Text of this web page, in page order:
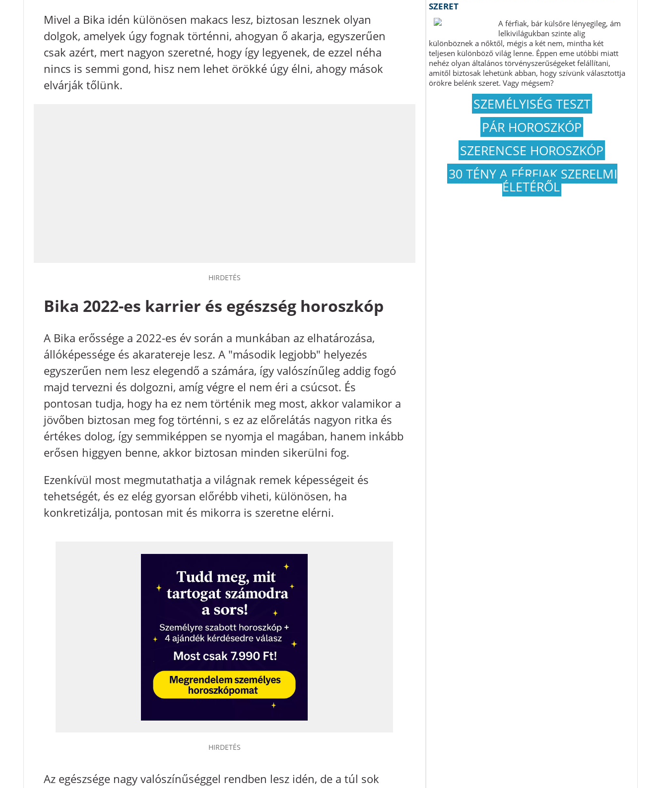
Mivel a Bika idén különösen makacs lesz, biztosan lesznek olyan
dolgok, amelyek úgy fognak történni, ahogyan ő akarja, egyszerűen
csak azért, mert nagyon szeretné, hogy így legyenek, de ezzel néha
nincs is semmi gond, hisz nem lehet örökké úgy élni, ahogy mások
elvárják tőlünk.
HIRDETÉS
Bika 2022-es karrier és egészség horoszkóp
A Bika erőssége a 2022-es év során a munkában az elhatározása,
állóképessége és akaratereje lesz. A "második legjobb" helyezés
egyszerűen nem lesz elegendő a számára, így valószínűleg addig fogó
majd tervezni és dolgozni, amíg végre el nem éri a csúcsot. És
pontosan tudja, hogy ha ez nem történik meg most, akkor valamikor a
jövőben biztosan meg fog történni, s ez az előrelátás nagyon ritka és
értékes dolog, így semmiképpen se nyomja el magában, hanem inkább
erősen higgyen benne, akkor biztosan minden sikerülni fog.
Ezenkívül most megmutathatja a világnak remek képességeit és
tehetségét, és ez elég gyorsan előrébb viheti, különösen, ha
konkretizálja, pontosan mit és mikorra is szeretne elérni.
Az egészsége nagy valószínűséggel rendben lesz idén, de a túl sok